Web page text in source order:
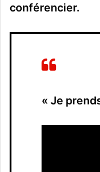
conférencier.
« Je